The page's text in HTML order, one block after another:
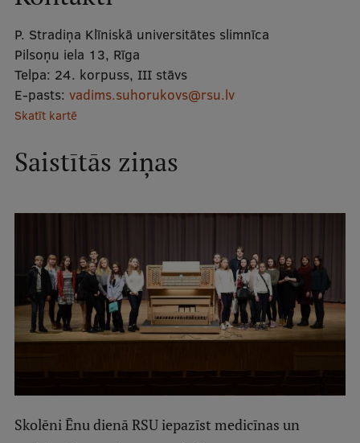
P. Stradiņa Klīniskā universitātes slimnīca
Pilsoņu iela 13, Rīga
Telpa: 24. korpuss, III stāvs
E-pasts: vadims.suhorukovs@rsu.lv
Skatīt kartē
Saistītās ziņas
Skolēni Ēnu dienā RSU iepazīst medicīnas un